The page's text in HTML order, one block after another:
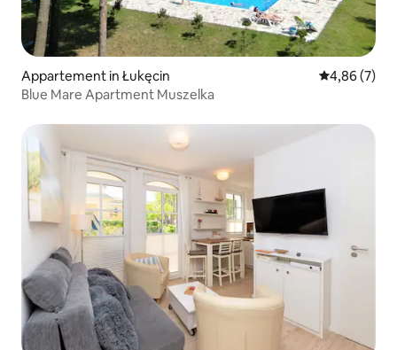
Appartement in Łukęcin Gemiddelde
4,86 (7)
Blue Mare Apartment Muszelka